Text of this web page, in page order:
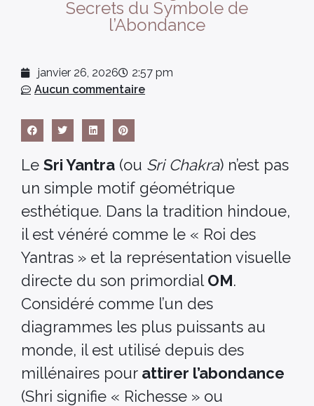
Secrets du Symbole de
l’Abondance
janvier 26, 2026
2:57 pm
Aucun commentaire
Le Sri Yantra (ou Sri Chakra) n’est pas
un simple motif géométrique
esthétique. Dans la tradition hindoue,
il est vénéré comme le « Roi des
Yantras » et la représentation visuelle
directe du son primordial OM.
Considéré comme l’un des
diagrammes les plus puissants au
monde, il est utilisé depuis des
millénaires pour attirer l’abondance
(Shri signifie « Richesse » ou